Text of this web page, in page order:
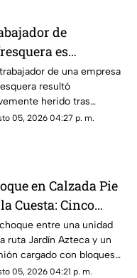
de
es
en la
Miguel Alemán
de una empresa
resultó
herido tras
de su camión y ser
05, 2026 04:27 p. m.
en Calzada Pie
Cuesta: Cinco
tras
entre combi y
de carga
entre una unidad
ruta Jardín Azteca y un
cargado con bloques
movilizó a los
05, 2026 04:21 p. m.